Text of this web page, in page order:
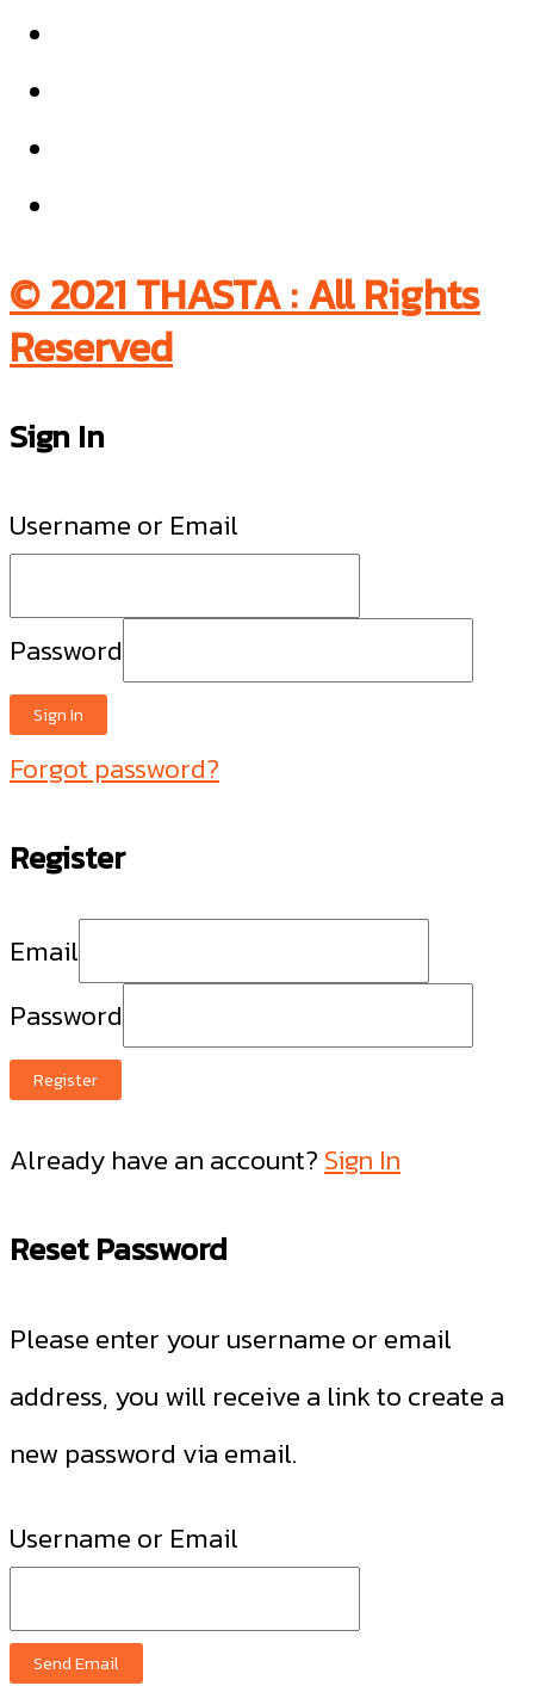
© 2021 THASTA : All Rights
Reserved
Sign In
Username or Email
Password
Sign In
Forgot password?
Register
Email
Password
Register
Already have an account? Sign In
Reset Password
Please enter your username or email
address, you will receive a link to create a
new password via email.
Username or Email
Send Email